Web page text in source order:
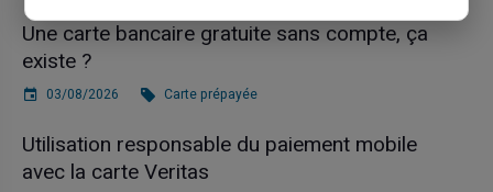
Une carte bancaire gratuite sans compte, ça
existe ?
03/08/2026 Carte prépayée
Utilisation responsable du paiement mobile
avec la carte Veritas